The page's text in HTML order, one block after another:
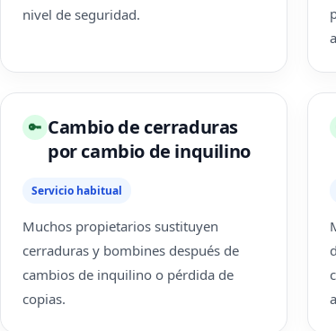
nivel de seguridad.
🔑 Cambio de cerraduras
por cambio de inquilino
Servicio habitual
Muchos propietarios sustituyen
cerraduras y bombines después de
cambios de inquilino o pérdida de
copias.